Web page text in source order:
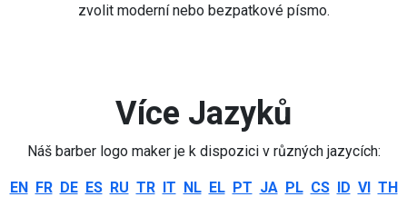
zvolit moderní nebo bezpatkové písmo.
Více Jazyků
Náš barber logo maker je k dispozici v různých jazycích:
EN FR DE ES RU TR IT NL EL PT JA PL CS ID VI TH